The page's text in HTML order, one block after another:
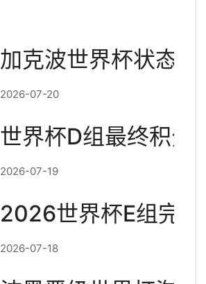
加克波世界杯状态
2026-07-20
世界杯D组最终积分
2026-07-19
2026世界杯E组完
2026-07-18